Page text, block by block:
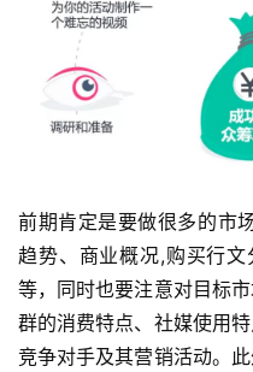
前期肯定是要做很多的市
趋势、商业概况,购买行
等，同时也要注意对目标
群的消费特点、社媒使用
竞争对手及其营销活动。